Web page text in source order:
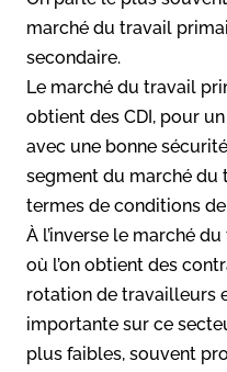
marché du travail
secondaire.
Le marché du travail
obtient des CDI, pour
avec une bonne
segment du marché du
termes de conditions
À l’inverse le marché
où l’on obtient des
rotation de travailleurs
importante sur ce
plus faibles, souvent